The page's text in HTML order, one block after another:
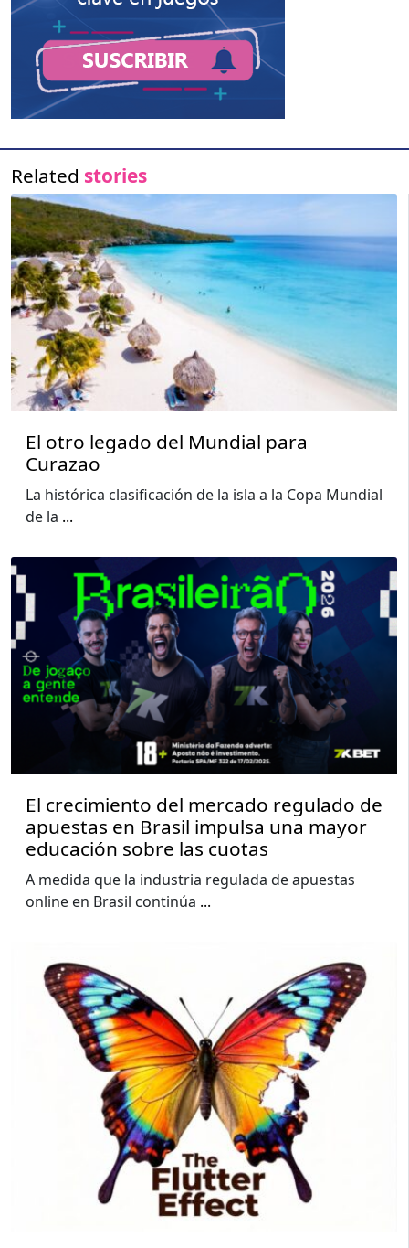
Related stories
El otro legado del Mundial para
Curazao
La histórica clasificación de la isla a la Copa Mundial
de la ...
El crecimiento del mercado regulado de
apuestas en Brasil impulsa una mayor
educación sobre las cuotas
A medida que la industria regulada de apuestas
online en Brasil continúa ...